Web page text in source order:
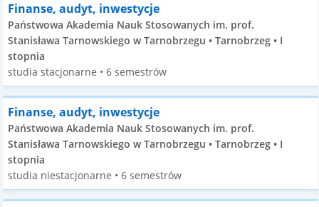
Finanse, audyt, inwestycje
Państwowa Akademia Nauk Stosowanych im. prof.
Stanisława Tarnowskiego w Tarnobrzegu • Tarnobrzeg • I
stopnia
studia stacjonarne • 6 semestrów
Finanse, audyt, inwestycje
Państwowa Akademia Nauk Stosowanych im. prof.
Stanisława Tarnowskiego w Tarnobrzegu • Tarnobrzeg • I
stopnia
studia niestacjonarne • 6 semestrów